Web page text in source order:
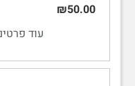
₪50.00
עוד